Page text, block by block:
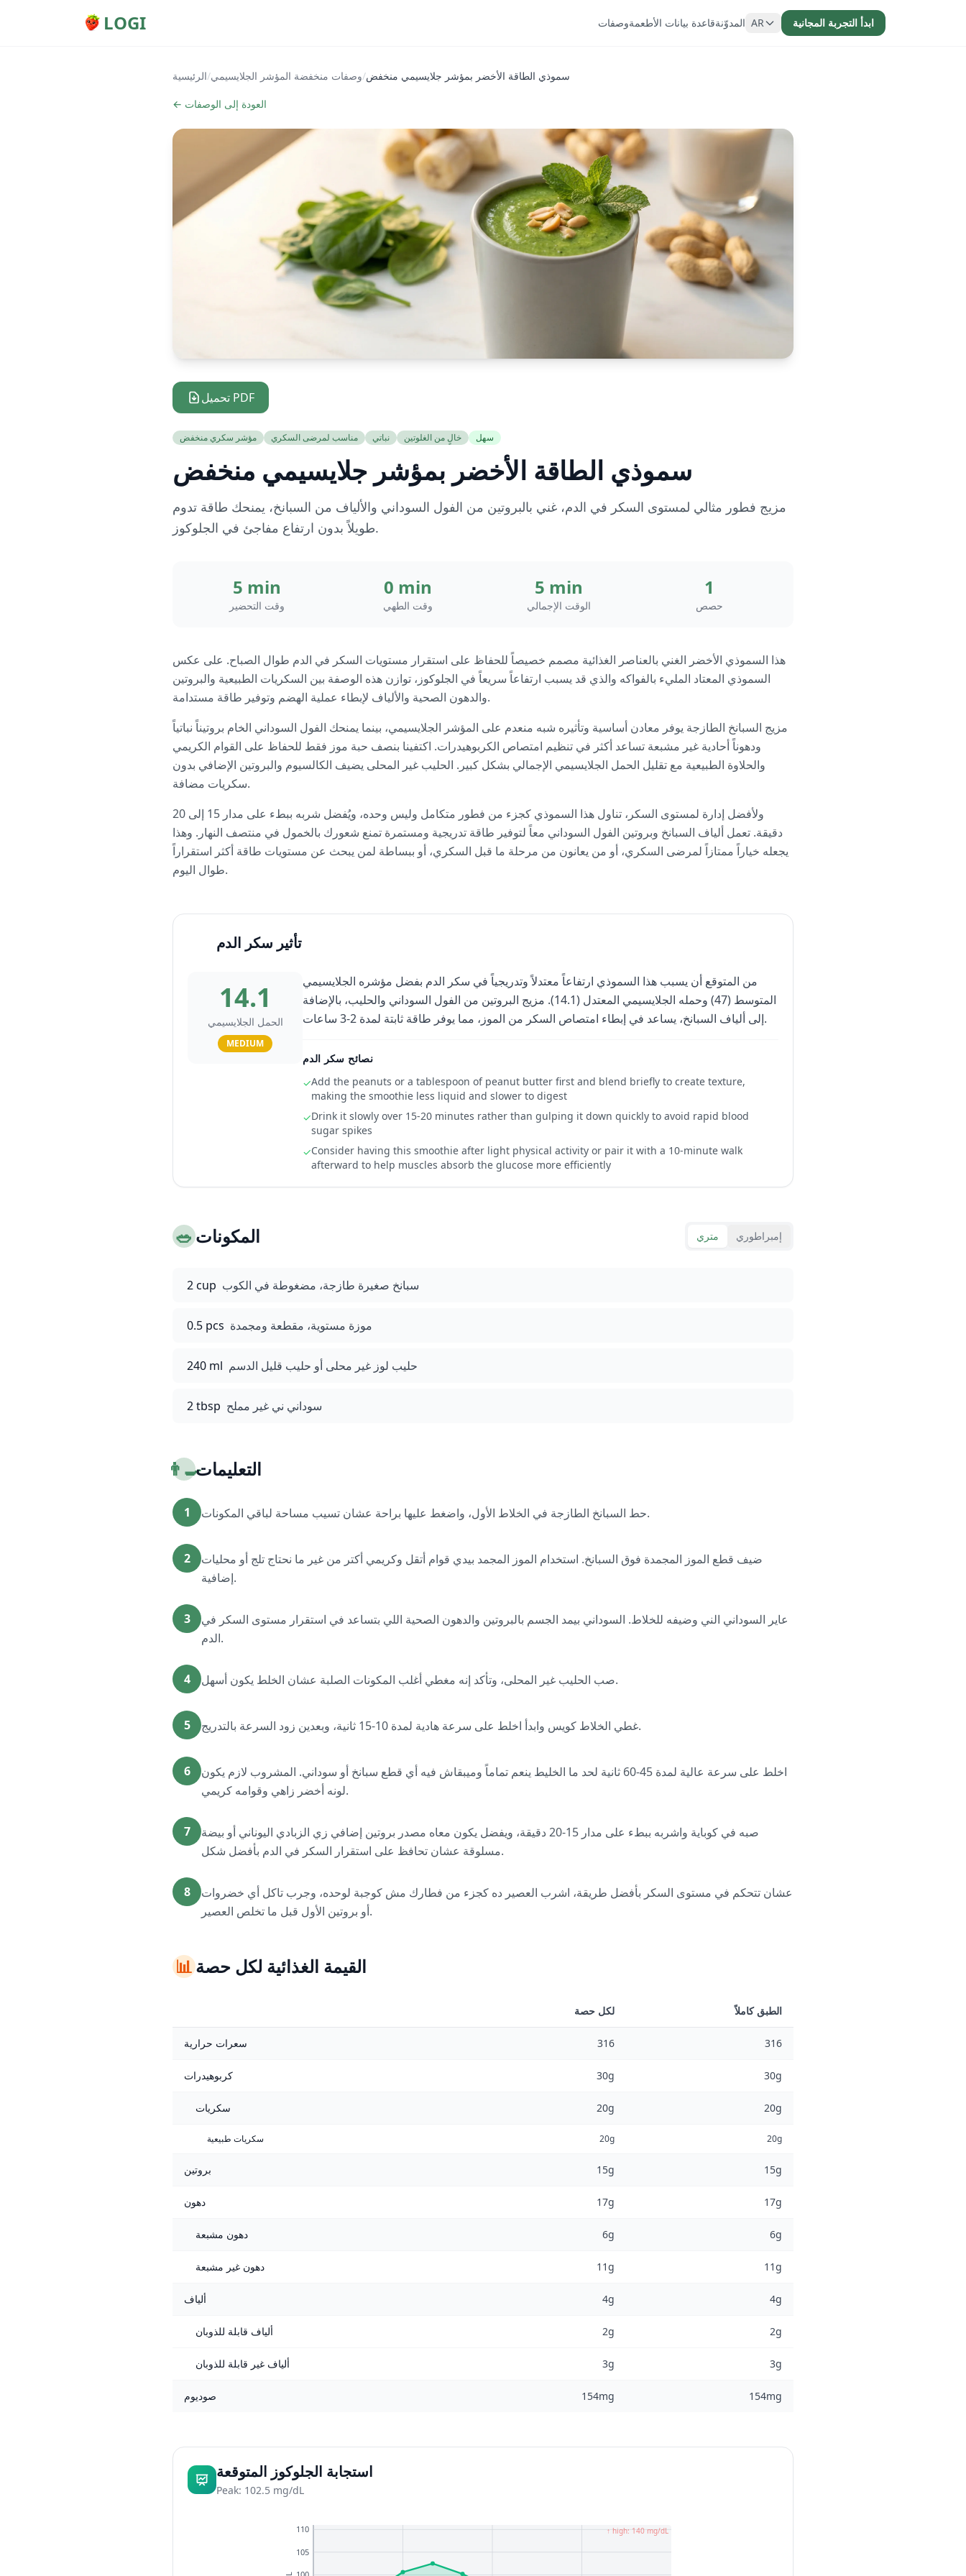
LOGI وصفاتقاعدة بيانات الأطعمةالمدوّنة AR ابدأ التجربة المجانية
الرئيسية/وصفات منخفضة المؤشر الجلايسيمي/سموذي الطاقة الأخضر بمؤشر جلايسيمي منخفض
← العودة إلى الوصفات
تحميل PDF
مؤشر سكري منخفض مناسب لمرضى السكري نباتي خالٍ من الغلوتين سهل
سموذي الطاقة الأخضر بمؤشر جلايسيمي منخفض
مزيج فطور مثالي لمستوى السكر في الدم، غني بالبروتين من الفول السوداني والألياف من السبانخ، يمنحك طاقة تدوم
طويلاً بدون ارتفاع مفاجئ في الجلوكوز.
5 min
وقت التحضير
0 min
وقت الطهي
5 min
الوقت الإجمالي
1
حصص
هذا السموذي الأخضر الغني بالعناصر الغذائية مصمم خصيصاً للحفاظ على استقرار مستويات السكر في الدم طوال الصباح. على عكس
السموذي المعتاد المليء بالفواكه والذي قد يسبب ارتفاعاً سريعاً في الجلوكوز، توازن هذه الوصفة بين السكريات الطبيعية والبروتين
والدهون الصحية والألياف لإبطاء عملية الهضم وتوفير طاقة مستدامة.
مزيج السبانخ الطازجة يوفر معادن أساسية وتأثيره شبه منعدم على المؤشر الجلايسيمي، بينما يمنحك الفول السوداني الخام بروتيناً نباتياً
ودهوناً أحادية غير مشبعة تساعد أكثر في تنظيم امتصاص الكربوهيدرات. اكتفينا بنصف حبة موز فقط للحفاظ على القوام الكريمي
والحلاوة الطبيعية مع تقليل الحمل الجلايسيمي الإجمالي بشكل كبير. الحليب غير المحلى يضيف الكالسيوم والبروتين الإضافي بدون
سكريات مضافة.
ولأفضل إدارة لمستوى السكر، تناول هذا السموذي كجزء من فطور متكامل وليس وحده، ويُفضل شربه ببطء على مدار 15 إلى 20
دقيقة. تعمل ألياف السبانخ وبروتين الفول السوداني معاً لتوفير طاقة تدريجية ومستمرة تمنع شعورك بالخمول في منتصف النهار. وهذا
يجعله خياراً ممتازاً لمرضى السكري، أو من يعانون من مرحلة ما قبل السكري، أو ببساطة لمن يبحث عن مستويات طاقة أكثر استقراراً
طوال اليوم.
تأثير سكر الدم
14.1
الحمل الجلايسيمي
MEDIUM
من المتوقع أن يسبب هذا السموذي ارتفاعاً معتدلاً وتدريجياً في سكر الدم بفضل مؤشره الجلايسيمي
المتوسط (47) وحمله الجلايسيمي المعتدل (14.1). مزيج البروتين من الفول السوداني والحليب، بالإضافة
إلى ألياف السبانخ، يساعد في إبطاء امتصاص السكر من الموز، مما يوفر طاقة ثابتة لمدة 2-3 ساعات.
نصائح سكر الدم
✓Add the peanuts or a tablespoon of peanut butter first and blend briefly to create texture,
making the smoothie less liquid and slower to digest
✓Drink it slowly over 15-20 minutes rather than gulping it down quickly to avoid rapid blood
sugar spikes
✓Consider having this smoothie after light physical activity or pair it with a 10-minute walk
afterward to help muscles absorb the glucose more efficiently
🥗المكونات متري إمبراطوري
2 cup سبانخ صغيرة طازجة، مضغوطة في الكوب
0.5 pcs موزة مستوية، مقطعة ومجمدة
240 ml حليب لوز غير محلى أو حليب قليل الدسم
2 tbsp سوداني ني غير مملح
👨‍🍳التعليمات
1 حط السبانخ الطازجة في الخلاط الأول، واضغط عليها براحة عشان تسيب مساحة لباقي المكونات.
2
ضيف قطع الموز المجمدة فوق السبانخ. استخدام الموز المجمد بيدي قوام أتقل وكريمي أكتر من غير ما نحتاج تلج أو محليات
إضافية.
3
عاير السوداني الني وضيفه للخلاط. السوداني بيمد الجسم بالبروتين والدهون الصحية اللي بتساعد في استقرار مستوى السكر في
الدم.
4 صب الحليب غير المحلى، وتأكد إنه مغطي أغلب المكونات الصلبة عشان الخلط يكون أسهل.
5 غطي الخلاط كويس وابدأ اخلط على سرعة هادية لمدة 10-15 ثانية، وبعدين زود السرعة بالتدريج.
6
اخلط على سرعة عالية لمدة 45-60 ثانية لحد ما الخليط ينعم تماماً وميبقاش فيه أي قطع سبانخ أو سوداني. المشروب لازم يكون
لونه أخضر زاهي وقوامه كريمي.
7
صبه في كوباية واشربه ببطء على مدار 15-20 دقيقة، ويفضل يكون معاه مصدر بروتين إضافي زي الزبادي اليوناني أو بيضة
مسلوقة عشان تحافظ على استقرار السكر في الدم بأفضل شكل.
8
عشان تتحكم في مستوى السكر بأفضل طريقة، اشرب العصير ده كجزء من فطارك مش كوجبة لوحده، وجرب تاكل أي خضروات
أو بروتين الأول قبل ما تخلص العصير.
📊القيمة الغذائية لكل حصة
لكل حصة الطبق كاملاً
سعرات حرارية 316 316
كربوهيدرات 30g 30g
سكريات 20g 20g
سكريات طبيعية 20g 20g
بروتين 15g 15g
دهون 17g 17g
دهون مشبعة 6g 6g
دهون غير مشبعة 11g 11g
ألياف 4g 4g
ألياف قابلة للذوبان 2g 2g
ألياف غير قابلة للذوبان 3g 3g
صوديوم 154mg 154mg
استجابة الجلوكوز المتوقعة
Peak: 102.5 mg/dL
105
110 ↑ high: 140 mg/dL